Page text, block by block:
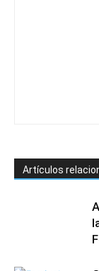
Artículos